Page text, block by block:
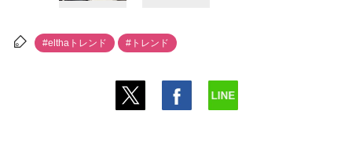
#elthaトレンド #トレンド